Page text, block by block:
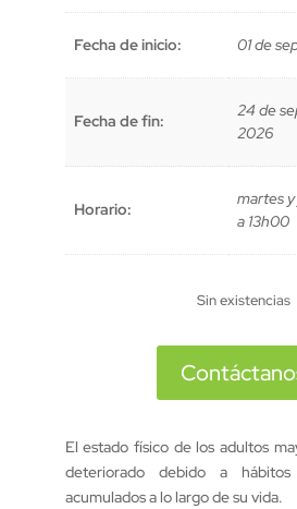
Fecha de inicio: 01 de
Fecha de fin:
24 de
2026
Horario:
martes y
a 13h00
Sin existencias
El estado físico de los adultos
deteriorado debido a hábitos
acumulados a lo largo de su vida.